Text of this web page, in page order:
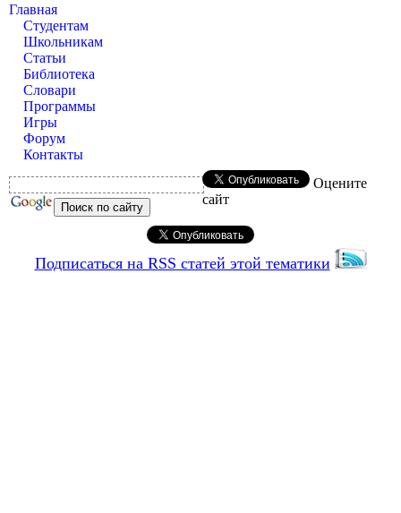
Главная
Студентам
Школьникам
Статьи
Библиотека
Словари
Программы
Игры
Форум
Контакты
Оцените
сайт
Подписаться на RSS статей этой тематики